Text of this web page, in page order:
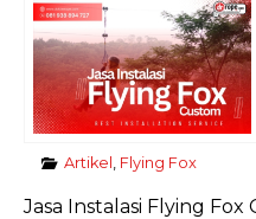
Artikel
Flying Fox
Jasa Instalasi Flying